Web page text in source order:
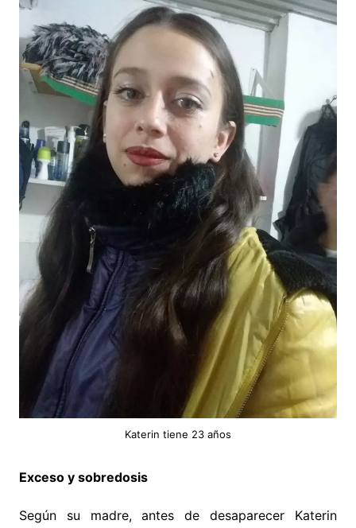
Katerin tiene 23 años
Exceso y sobredosis
Según su madre, antes de desaparecer Katerin